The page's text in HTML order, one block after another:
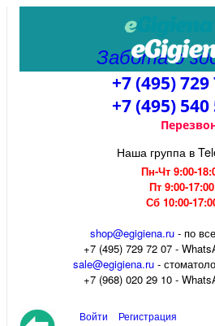
Забота о
+7 (495) 729
+7 (495) 540
Наша группа в
Пн-Чт 9:00-
Пт 9:00-17:00
Сб 10:00-
shop@egigiena.ru - по
‎+7 (495) 729 72 07 -
sale@egigiena.ru-
+7 (968) 020 29 10 -
Войти
Регистрация